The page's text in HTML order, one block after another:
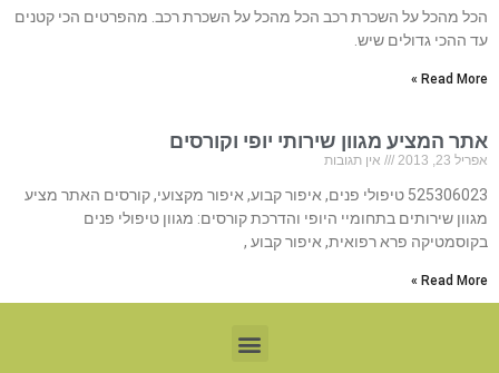
הכל מהכל על השכרת רכב הכל מהכל על השכרת רכב. מהפרטים הכי קטנים
עד ההכי גדולים שיש.
Read More »
אתר המציע מגוון שירותי יופי וקורסים
אפריל 23, 2013 אין תגובות
525306023 טיפולי פנים, איפור קבוע, איפור מקצועי, קורסים האתר מציע
מגוון שירותים בתחומיי היופי והדרכת קורסים: מגוון טיפולי פנים
בקוסמטיקה פרא רפואית, איפור קבוע ,
Read More »